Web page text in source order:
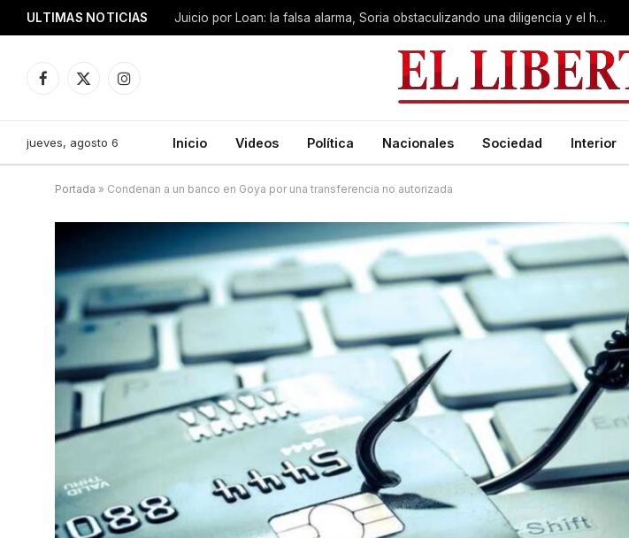
ULTIMAS NOTICIAS Juicio por Loan: la falsa alarma, Soria obstaculizando una diligencia y el hotel de la «banda»:
Facebook
X
Instagram
jueves, agosto 6 Inicio Videos Política Nacionales Sociedad Interior
Portada » Condenan a un banco en Goya por una transferencia no autorizada